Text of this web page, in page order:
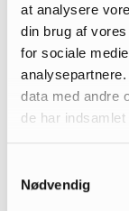
at analysere
din brug af
for sociale
data med andre
de har
Nødvendig